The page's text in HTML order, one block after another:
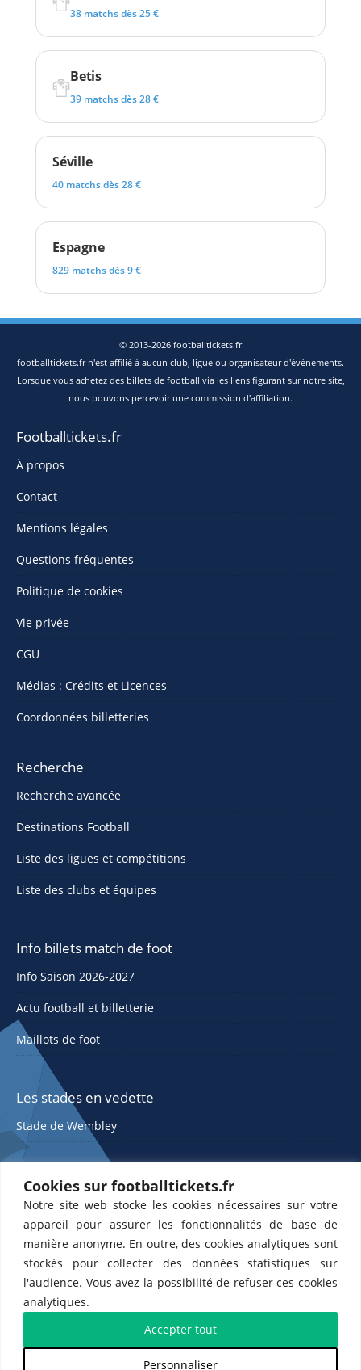
Cookies sur footballtickets.fr
Notre site web stocke les cookies nécessaires sur votre
appareil pour assurer les fonctionnalités de base de
manière anonyme. En outre, des cookies analytiques sont
stockés pour collecter des données statistiques sur
l'audience. Vous avez la possibilité de refuser ces cookies
analytiques.
Personnaliser
Accepter tout
38 matchs dès 25 €
Betis
39 matchs dès 28 €
Séville
40 matchs dès 28 €
Espagne
829 matchs dès 9 €
© 2013-2026 footballtickets.fr
footballtickets.fr n'est affilié à aucun club, ligue ou organisateur d'événements.
Lorsque vous achetez des billets de football via les liens figurant sur notre site,
nous pouvons percevoir une commission d'affiliation.
Footballtickets.fr
À propos
Contact
Mentions légales
Questions fréquentes
Politique de cookies
Vie privée
CGU
Médias : Crédits et Licences
Coordonnées billetteries
Recherche
Recherche avancée
Destinations Football
Liste des ligues et compétitions
Liste des clubs et équipes
Info billets match de foot
Info Saison 2026-2027
Actu football et billetterie
Maillots de foot
Les stades en vedette
Stade de Wembley
ETTS 365 SL, Rambla de Catalunya 38, 8, 1, 08007 Barcelone, Espagne |
Partenaires de l'US Changé 53 💙et de l'US Bretons de Paris 🤍